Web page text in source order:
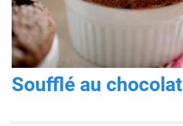
Soufflé au chocolat